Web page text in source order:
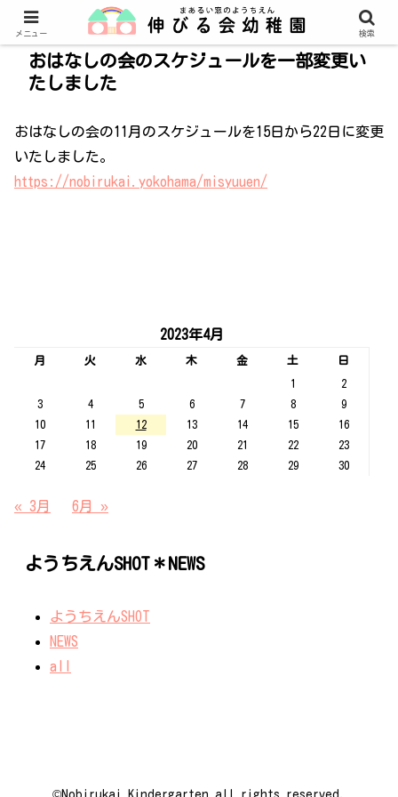
おはなしの会のスケジュールを一部変更い
たしました
おはなしの会の11月のスケジュールを15日から22日に変更
いたしました。
https://nobirukai.yokohama/misyuuen/
2023年4月
月 火 水 木 金 土
日
1
2
3
4 5 6 7 8
9
10
11 12 13 14 15
16
17
18 19 20 21 22
23
24
25 26 27 28 29 30
« 3月 6月 »
ようちえんSHOT＊NEWS
ようちえんSHOT
NEWS
all
©️Nobirukai Kindergarten all rights reserved.
メニュー 検索